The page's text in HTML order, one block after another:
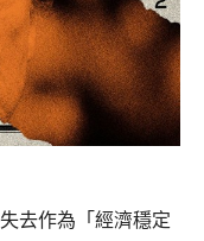
去作為「經濟穩定